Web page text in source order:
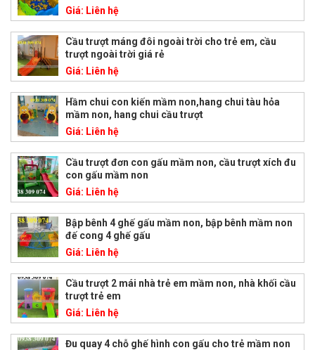
Giá: Liên hệ
Cầu trượt máng đôi ngoài trời cho trẻ em, cầu
trượt ngoài trời giá rẻ
Giá: Liên hệ
Hầm chui con kiến mầm non,hang chui tàu hỏa
mầm non, hang chui cầu trượt
Giá: Liên hệ
Cầu trượt đơn con gấu mầm non, cầu trượt xích đu
con gấu mầm non
Giá: Liên hệ
Bập bênh 4 ghế gấu mầm non, bập bênh mầm non
đế cong 4 ghế gấu
Giá: Liên hệ
Cầu trượt 2 mái nhà trẻ em mầm non, nhà khối cầu
trượt trẻ em
Giá: Liên hệ
Đu quay 4 chỗ ghế hình con gấu cho trẻ mầm non